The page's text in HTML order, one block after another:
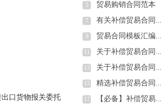
口货物报关委托
5 贸易购销合同范本
7 有关补偿贸易合同汇编9篇
9 贸易合同模板汇编十篇
关于补偿贸易合同范文集合7篇
13 关于补偿贸易合同锦集八篇
15 精选补偿贸易合同范文集锦九篇
17 【必备】补偿贸易合同三篇